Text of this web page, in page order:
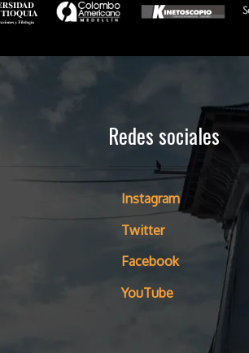
Redes sociales
Instagram
Twitter
Facebook
YouTube